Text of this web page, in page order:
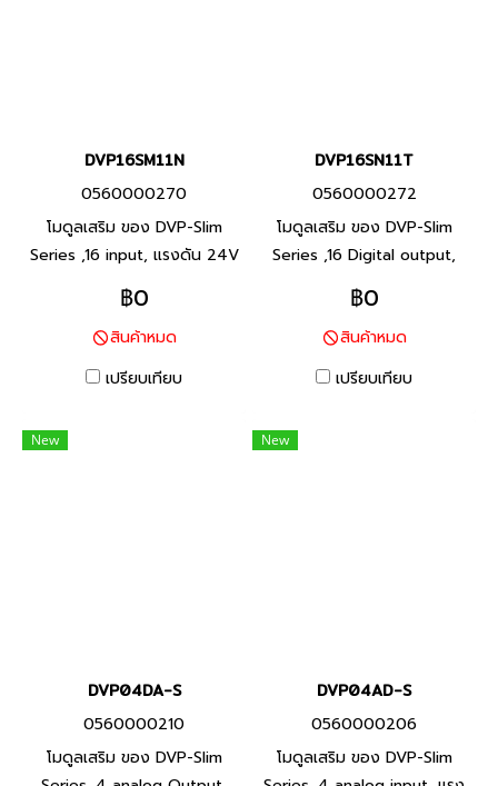
DVP16SM11N
0560000270
โมดูลเสริม ของ DVP-Slim
Series ,16 input, แรงดัน 24V
(S/S) Product P/N:
DVP16SM11N พีแอลซี แบรนด์
เดลต้า สินค้าแบรนด์ ไต้หวัน
฿0
สินค้าหมด
เปรียบเทียบ
DVP16SN11T
0560000272
โมดูลเสริม ของ DVP-Slim
Series ,16 Digital output,
เอาต์พุต ทรานซิสเตอร์,
Product P/N: DVP16SN11T พี
แอลซี แบรนด์ เดลต้า สินค้า
แบรนด์ ไต้หวัน
฿0
สินค้าหมด
เปรียบเทียบ
New
DVP04DA-S
0560000210
โมดูลเสริม ของ DVP-Slim
New
DVP04AD-S
0560000206
โมดูลเสริม ของ DVP-Slim